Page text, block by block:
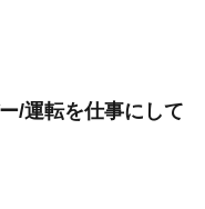
/運転を仕事にして